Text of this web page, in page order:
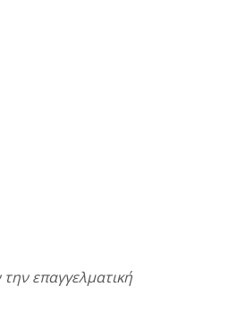
επαγγελματική